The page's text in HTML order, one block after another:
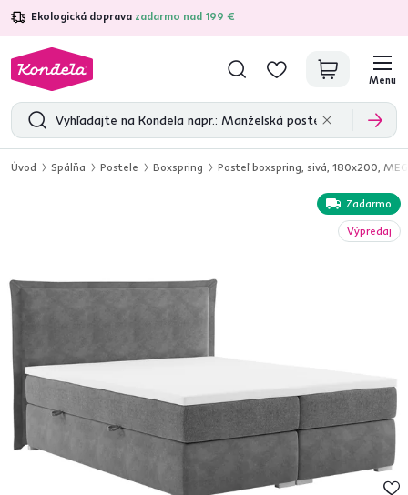
Ekologická doprava zadarmo nad 199 €
4,7 31 157overených produktových recenzií
Menu
Úvod Spálňa Postele Boxspring Posteľ boxspring, sivá, 180x200,
Zadarmo
Výpredaj